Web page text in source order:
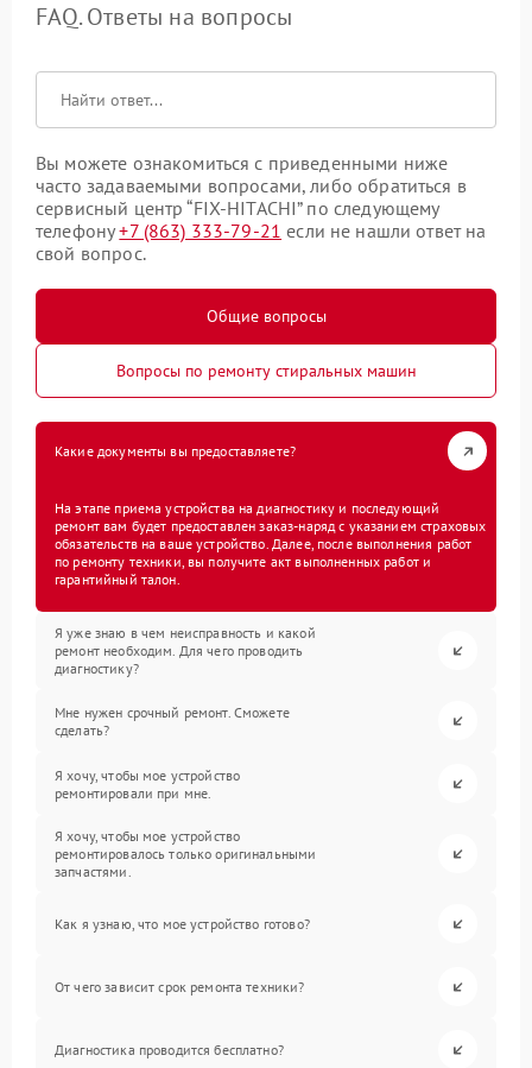
FAQ. Ответы на вопросы
Вы можете ознакомиться с приведенными ниже
часто задаваемыми вопросами, либо обратиться в
сервисный центр “FIX-HITACHI” по следующему
телефону+7 (863) 333-79-21 если не нашли ответ на
свой вопрос.
Общие вопросы
Вопросы по ремонту стиральных машин
Какие документы вы предоставляете?
На этапе приема устройства на диагностику и последующий
ремонт вам будет предоставлен заказ-наряд с указанием страховых
обязательств на ваше устройство. Далее, после выполнения работ
по ремонту техники, вы получите акт выполненных работ и
гарантийный талон.
Я уже знаю в чем неисправность и какой
ремонт необходим. Для чего проводить
диагностику?
Мне нужен срочный ремонт. Сможете
сделать?
Я хочу, чтобы мое устройство
ремонтировали при мне.
Я хочу, чтобы мое устройство
ремонтировалось только оригинальными
запчастями.
Как я узнаю, что мое устройство готово?
От чего зависит срок ремонта техники?
Диагностика проводится бесплатно?